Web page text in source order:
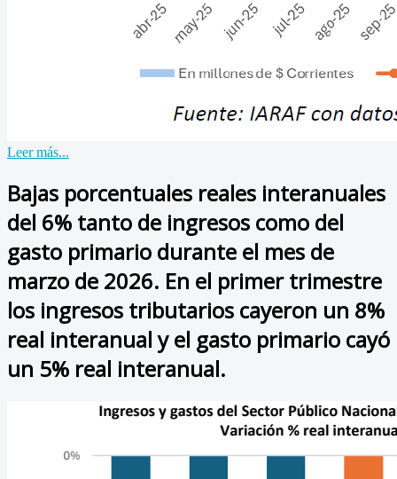
Leer más...
Bajas porcentuales reales interanuales
del 6% tanto de ingresos como del
gasto primario durante el mes de
marzo de 2026. En el primer trimestre
los ingresos tributarios cayeron un 8%
real interanual y el gasto primario cayó
un 5% real interanual.